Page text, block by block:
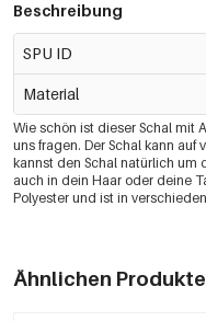
Beschreibung
SPU ID
Material
Wie schön ist dieser Schal mit
uns fragen. Der Schal kann
kannst den Schal natürlich um
auch in dein Haar oder deine
Polyester und ist in
Ähnlichen